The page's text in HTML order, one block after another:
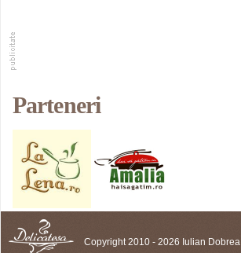
Parteneri
Copyright 2010 - 2026 Iulian Dobrea